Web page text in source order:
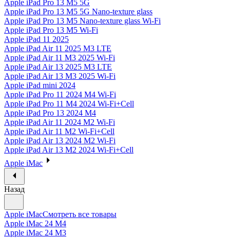
Apple iPad Pro 13 M5 5G
Apple iPad Pro 13 M5 5G Nano-texture glass
Apple iPad Pro 13 M5 Nano-texture glass Wi-Fi
Apple iPad Pro 13 M5 Wi-Fi
Apple iPad 11 2025
Apple iPad Air 11 2025 M3 LTE
Apple iPad Air 11 M3 2025 Wi-Fi
Apple iPad Air 13 2025 M3 LTE
Apple iPad Air 13 M3 2025 Wi-Fi
Apple iPad mini 2024
Apple iPad Pro 11 2024 M4 Wi-Fi
Apple iPad Pro 11 M4 2024 Wi-Fi+Cell
Apple iPad Pro 13 2024 M4
Apple iPad Air 11 2024 M2 Wi-Fi
Apple iPad Air 11 M2 Wi-Fi+Cell
Apple iPad Air 13 2024 M2 Wi-Fi
Apple iPad Air 13 M2 2024 Wi-Fi+Cell
Apple iMac
Назад
Apple iMacСмотреть все товары
Apple iMac 24 M4
Apple iMac 24 M3